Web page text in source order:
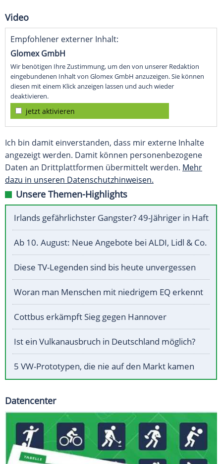
Video
Empfohlener externer Inhalt:
Glomex GmbH
Wir benötigen Ihre Zustimmung, um den von unserer Redaktion
eingebundenen Inhalt von Glomex GmbH anzuzeigen. Sie können
diesen mit einem Klick anzeigen lassen und auch wieder
deaktivieren.
jetzt aktivieren
Ich bin damit einverstanden, dass mir externe Inhalte
angezeigt werden. Damit können personenbezogene
Daten an Drittplattformen übermittelt werden. Mehr
dazu in unseren Datenschutzhinweisen.
Unsere Themen-Highlights
Irlands gefährlichster Gangster? 49-Jähriger in Haft
Ab 10. August: Neue Angebote bei ALDI, Lidl & Co.
Diese TV-Legenden sind bis heute unvergessen
Woran man Menschen mit niedrigem EQ erkennt
Cottbus erkämpft Sieg gegen Hannover
Ist ein Vulkanausbruch in Deutschland möglich?
5 VW-Prototypen, die nie auf den Markt kamen
Datencenter